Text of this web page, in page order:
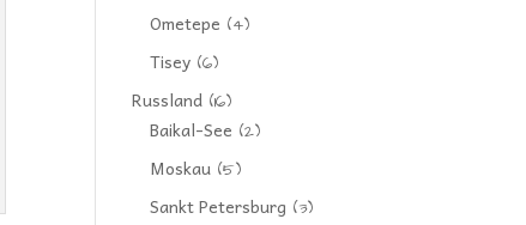
Ometepe (4)
Tisey (6)
Russland (16)
Baikal-See (2)
Moskau (5)
Sankt Petersburg (3)